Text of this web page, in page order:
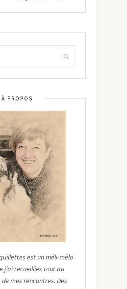
À PROPOS
est un méli-mélo
j’ai recueillies tout au
mes rencontres. Des